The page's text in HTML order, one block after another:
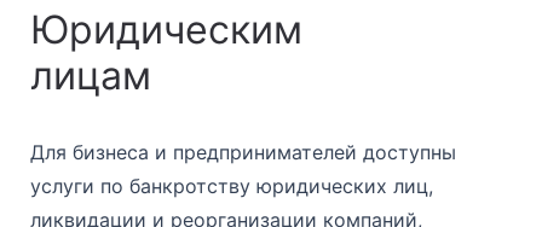
Юридическим
лицам
Для бизнеса и предпринимателей доступны
услуги по банкротству юридических лиц,
ликвидации и реорганизации компаний,